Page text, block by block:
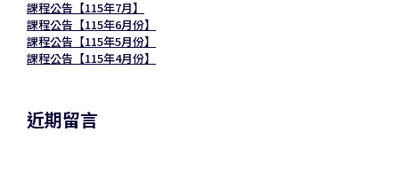
課程公告【115年7月】
課程公告【115年6月份】
課程公告【115年5月份】
課程公告【115年4月份】
近期留言